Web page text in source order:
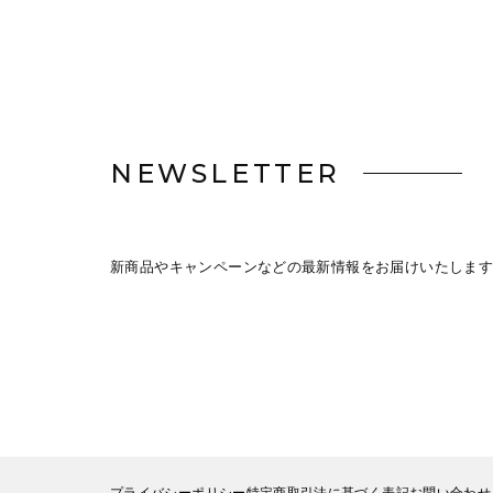
NEWSLETTER
新商品やキャンペーンなどの最新情報をお届けいたします